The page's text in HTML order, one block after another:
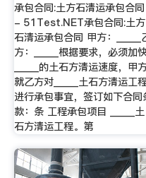
承包合同:土方石清运承包合同
- 51Test.NET承包合同:土方
石清运承包合同 甲方：_____
方：_____根据要求，必须加
_____的土石方清运速度，甲
就乙方对_____土石方清运工
进行承包事宜，签订如下合同
款：条 工程承包项目 _____土
石方清运工程。第